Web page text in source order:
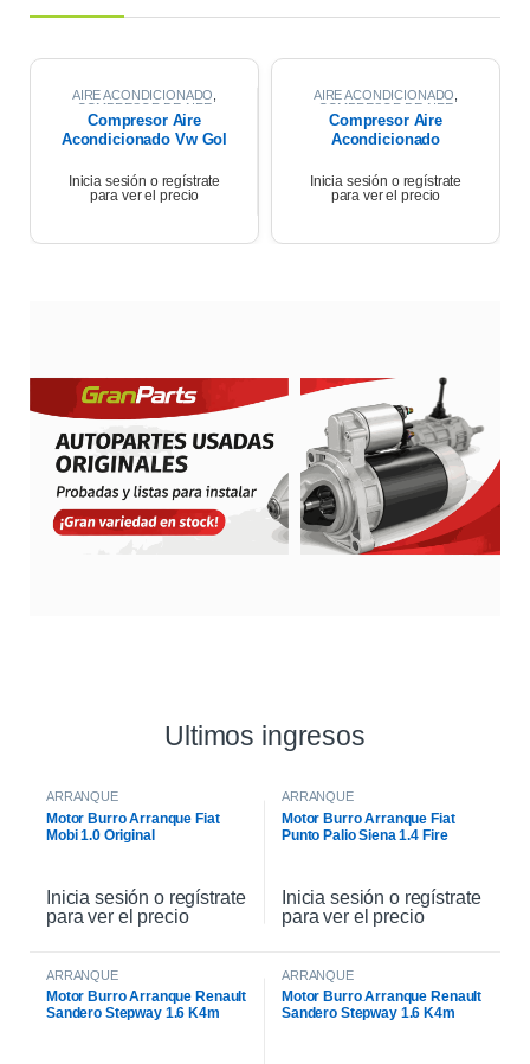
AIRE ACONDICIONADO
COMPRESOR DE AIRE
Compresor Aire
Acondicionado Vw Gol
Inicia sesión o regístrate
para ver el precio
AIRE ACONDICIONADO
COMPRESOR DE AIRE
Compresor Aire
Acondicionado
K4m 2013
Inicia sesión o regístrate
para ver el precio
Ultimos ingresos
ARRANQUE
Motor Burro Arranque Fiat
Mobi 1.0 Original
Inicia sesión o regístrate
para ver el precio
ARRANQUE
Motor Burro Arranque Fiat
Punto Palio Siena 1.4 Fire
Inicia sesión o regístrate
para ver el precio
ARRANQUE
Motor Burro Arranque Renault
Sandero Stepway 1.6 K4m
ARRANQUE
Motor Burro Arranque Renault
Sandero Stepway 1.6 K4m